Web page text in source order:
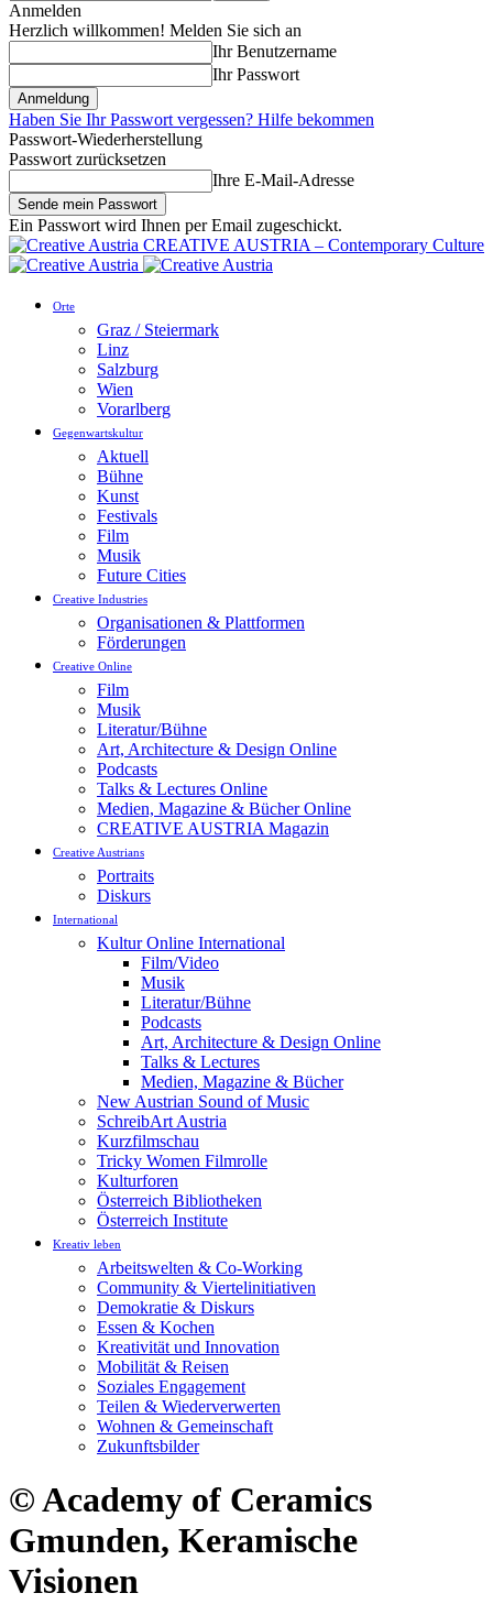
Anmelden
Herzlich willkommen! Melden Sie sich an
Ihr Benutzername
Ihr Passwort
Haben Sie Ihr Passwort vergessen? Hilfe bekommen
Passwort-Wiederherstellung
Passwort zurücksetzen
Ihre E-Mail-Adresse
Ein Passwort wird Ihnen per Email zugeschickt.
CREATIVE AUSTRIA – Contemporary Culture
Orte
Graz / Steiermark
Linz
Salzburg
Wien
Vorarlberg
Gegenwartskultur
Aktuell
Bühne
Kunst
Festivals
Film
Musik
Future Cities
Creative Industries
Organisationen & Plattformen
Förderungen
Creative Online
Film
Musik
Literatur/Bühne
Art, Architecture & Design Online
Podcasts
Talks & Lectures Online
Medien, Magazine & Bücher Online
CREATIVE AUSTRIA Magazin
Creative Austrians
Portraits
Diskurs
International
Kultur Online International
Film/Video
Musik
Literatur/Bühne
Podcasts
Art, Architecture & Design Online
Talks & Lectures
Medien, Magazine & Bücher
New Austrian Sound of Music
SchreibArt Austria
Kurzfilmschau
Tricky Women Filmrolle
Kulturforen
Österreich Bibliotheken
Österreich Institute
Kreativ leben
Arbeitswelten & Co-Working
Community & Viertelinitiativen
Demokratie & Diskurs
Essen & Kochen
Kreativität und Innovation
Mobilität & Reisen
Soziales Engagement
Teilen & Wiederverwerten
Wohnen & Gemeinschaft
Zukunftsbilder
© Academy of Ceramics
Gmunden, Keramische
Visionen